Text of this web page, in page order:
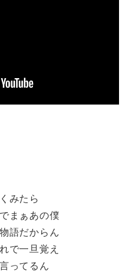
みたら
まぁあの僕
語だからん
で一旦覚え
ってるん